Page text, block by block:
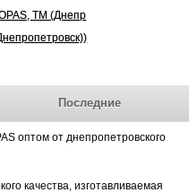
TM (Днепр
Последние
оптом от днепропетровского
качества, изготавливаемая